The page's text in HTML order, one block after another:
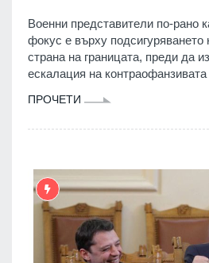
Военни представители по-рано
фокус е върху подсигуряването
страна на границата, преди да
ескалация на контраофанзивата
ПРОЧЕТИ